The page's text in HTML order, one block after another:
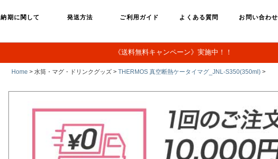
納期に関して 発送方法 ご利用ガイド よくある質問 お問い合わせ
《送料無料キャンペーン》実施中！！
Home > 水筒・マグ・ドリンクグッズ > THERMOS 真空断熱ケータイマグ_JNL-S350(350ml) >